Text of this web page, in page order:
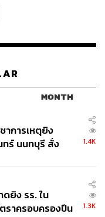
hnk
13/world/asia/dute
senate-shooting.ht
bato-dela-rosa-
bondoc
centre-senate-sho
MONTH
การเหตุยิง
ทร์ นนทบุรี สั่ง
1.4K
ยิง รร. ใน
ราครอบครองปืน
1.3K